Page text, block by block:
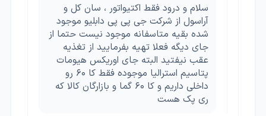
سلام و درود فقط اکتیواتور ، سان کل و
آراسول از شرکت جی پی پی دابلیو موجود
شده بقیه متاسفانه موجود نیست حتما از
جای دیگه فعلا تهیه بفرمایید از تغذيه
عقب نیفتید البته جای اوریکس هیومات
پتاسیم استرالیا موجوده فقط کا ۶۰ رو
داخلی داریم و کا ۶۰ گما و بازارگان کالا که
ری پک هست